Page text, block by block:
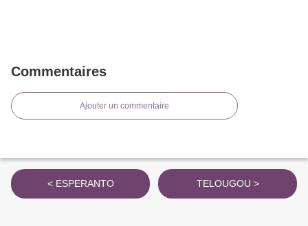
Commentaires
Ajouter un commentaire
< ESPERANTO TELOUGOU >